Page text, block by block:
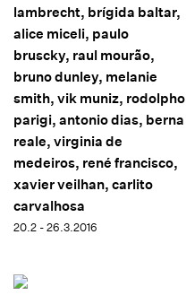
lambrecht, brígida baltar,
alice miceli, paulo
bruscky, raul mourão,
bruno dunley, melanie
smith, vik muniz, rodolpho
parigi, antonio dias, berna
reale, virginia de
medeiros, rené francisco,
xavier veilhan, carlito
carvalhosa
20.2 - 26.3.2016